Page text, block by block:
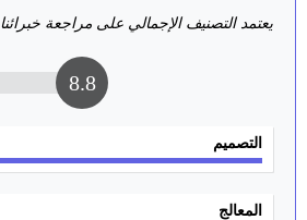
يعتمد التصنيف الإجمالي على مراجعة خبرائنا
8.8
التصميم
المعالج